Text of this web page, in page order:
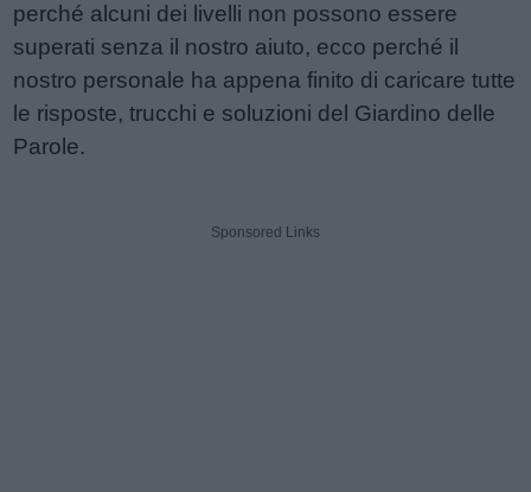
perché alcuni dei livelli non possono essere
superati senza il nostro aiuto, ecco perché il
nostro personale ha appena finito di caricare tutte
le risposte, trucchi e soluzioni del Giardino delle
Parole.
Sponsored Links